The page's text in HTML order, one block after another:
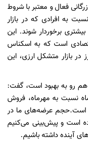
فعال و معتبر با شروط
به افرادی که در بازار
برخوردار شوند. این
است که به اسکناس
در بازار متشکل ارزی، این
هم رو به بهبود است، گفت:
نسبت به مهرماه، فروش
است.حجم عرضه‌های ما در
است و پیش‌بینی می‌کنیم
آینده داشته باشیم.